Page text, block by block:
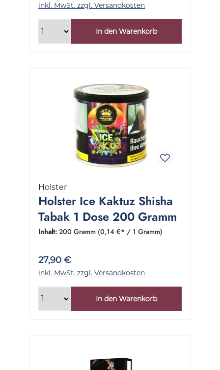
inkl. MwSt. zzgl. Versandkosten
In den Warenkorb
Holster
Holster Ice Kaktuz Shisha
Tabak 1 Dose 200 Gramm
Inhalt: 200 Gramm (0,14 €* / 1 Gramm)
27,90 €
inkl. MwSt. zzgl. Versandkosten
In den Warenkorb